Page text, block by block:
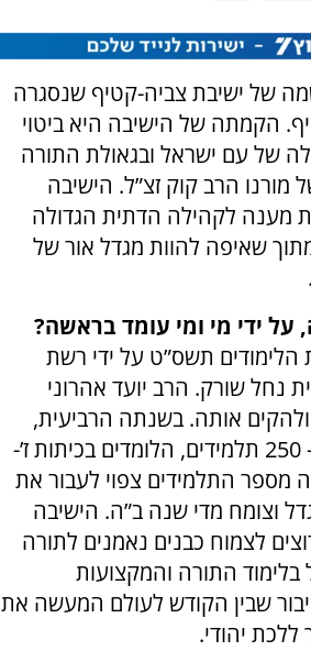
של ישיבת צביה-קטיף שנסגרה
הקמתה של הישיבה היא ביטוי
של עם ישראל ובגאולת התורה
מורנו הרב קוק זצ”ל. הישיבה
מענה לקהילה הדתית הגדולה
שאיפה להוות מגדל אור של
על ידי מי ומי עומד בראשה?
תשס”ט על ידי רשת
נחל שורק. הרב יועד אהרוני
אותה. בשנתה הרביעית,
מונה כעת הישיבה כ– 250 תלמידים, הלומדים בכיתות ז’-
מספר התלמידים צפוי לעבור את
שגדל וצומח מדי שנה ב”ה. הישיבה
לצמוח כבנים נאמנים לתורה
בלימוד התורה והמקצועות
שבין הקודש לעולם המעשה את
ללכת יהודי.